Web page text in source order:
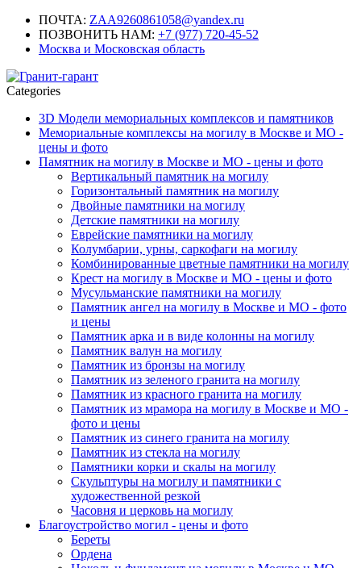
ПОЧТА: ZAA9260861058@yandex.ru
ПОЗВОНИТЬ НАМ: +7 (977) 720-45-52
Москва и Московская область
Categories
3D Модели мемориальных комплексов и памятников
Мемориальные комплексы на могилу в Москве и МО -
цены и фото
Памятник на могилу в Москве и МО - цены и фото
Вертикальный памятник на могилу
Горизонтальный памятник на могилу
Двойные памятники на могилу
Детские памятники на могилу
Еврейские памятники на могилу
Колумбарии, урны, саркофаги на могилу
Комбинированные цветные памятники на могилу
Крест на могилу в Москве и МО - цены и фото
Мусульманские памятники на могилу
Памятник ангел на могилу в Москве и МО - фото
и цены
Памятник арка и в виде колонны на могилу
Памятник валун на могилу
Памятник из бронзы на могилу
Памятник из зеленого гранита на могилу
Памятник из красного гранита на могилу
Памятник из мрамора на могилу в Москве и МО -
фото и цены
Памятник из синего гранита на могилу
Памятник из стекла на могилу
Памятники корки и скалы на могилу
Скульптуры на могилу и памятники с
художественной резкой
Часовня и церковь на могилу
Благоустройство могил - цены и фото
Береты
Ордена